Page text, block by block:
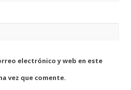
electrónico y web en este
vez que comente.